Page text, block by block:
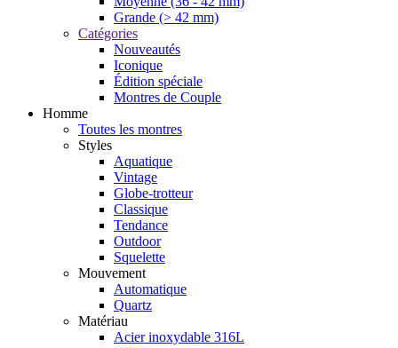
Grande (> 42 mm)
Catégories
Nouveautés
Iconique
Édition spéciale
Montres de Couple
Homme
Toutes les montres
Styles
Aquatique
Vintage
Globe-trotteur
Classique
Tendance
Outdoor
Squelette
Mouvement
Automatique
Quartz
Matériau
Acier inoxydable 316L